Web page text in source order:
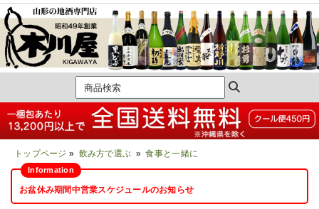
トップページ » 飲み方で選ぶ »食事と一緒に
お盆休み期間中営業スケジュールのお知らせ